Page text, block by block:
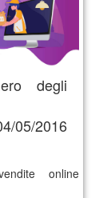
degli
05/2016
online